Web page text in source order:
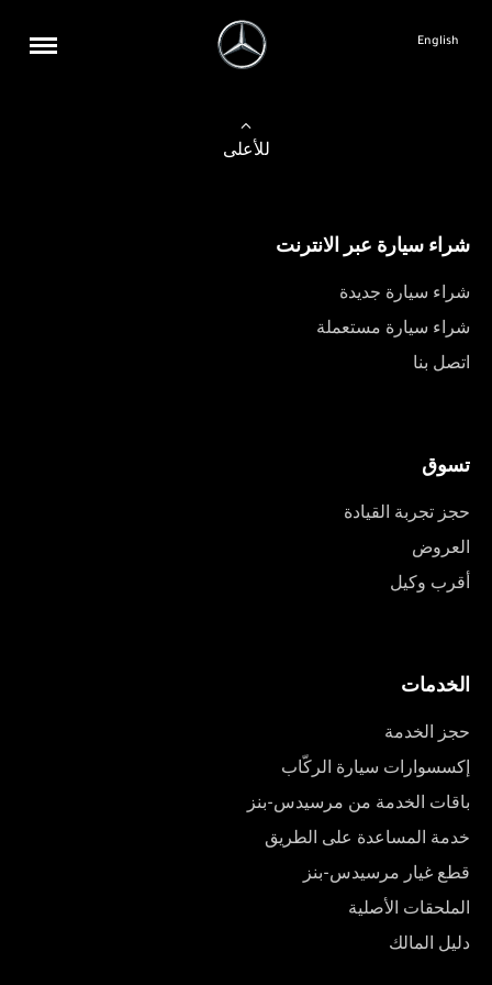
English
للأعلى
شراء سيارة عبر الانترنت
شراء سيارة جديدة
شراء سيارة مستعملة
اتصل بنا
تسوق
حجز تجربة القيادة
العروض
أقرب وكيل
الخدمات
حجز الخدمة
إكسسوارات سيارة الركّاب
باقات الخدمة من مرسيدس-بنز
خدمة المساعدة على الطريق
قطع غيار مرسيدس-بنز
الملحقات الأصلية
دليل المالك